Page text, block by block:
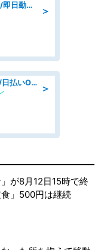
＞
経理/病院での経理事務のお仕事/即日勤務可/車通勤可/経理/一般事務
＞
組立・組付け/未経験OK/高収入/日払いOK/交替制/20・30・40代活躍中
が8月12日15時で終
」500円は継続